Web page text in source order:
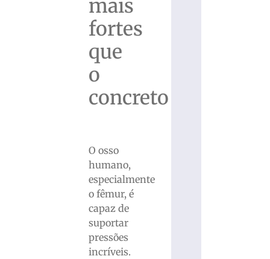
mais
fortes
que
o
concreto
O osso
humano,
especialmente
o fêmur, é
capaz de
suportar
pressões
incríveis.